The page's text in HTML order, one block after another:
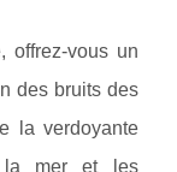
offrez-vous un
des bruits des
la verdoyante
la mer et les